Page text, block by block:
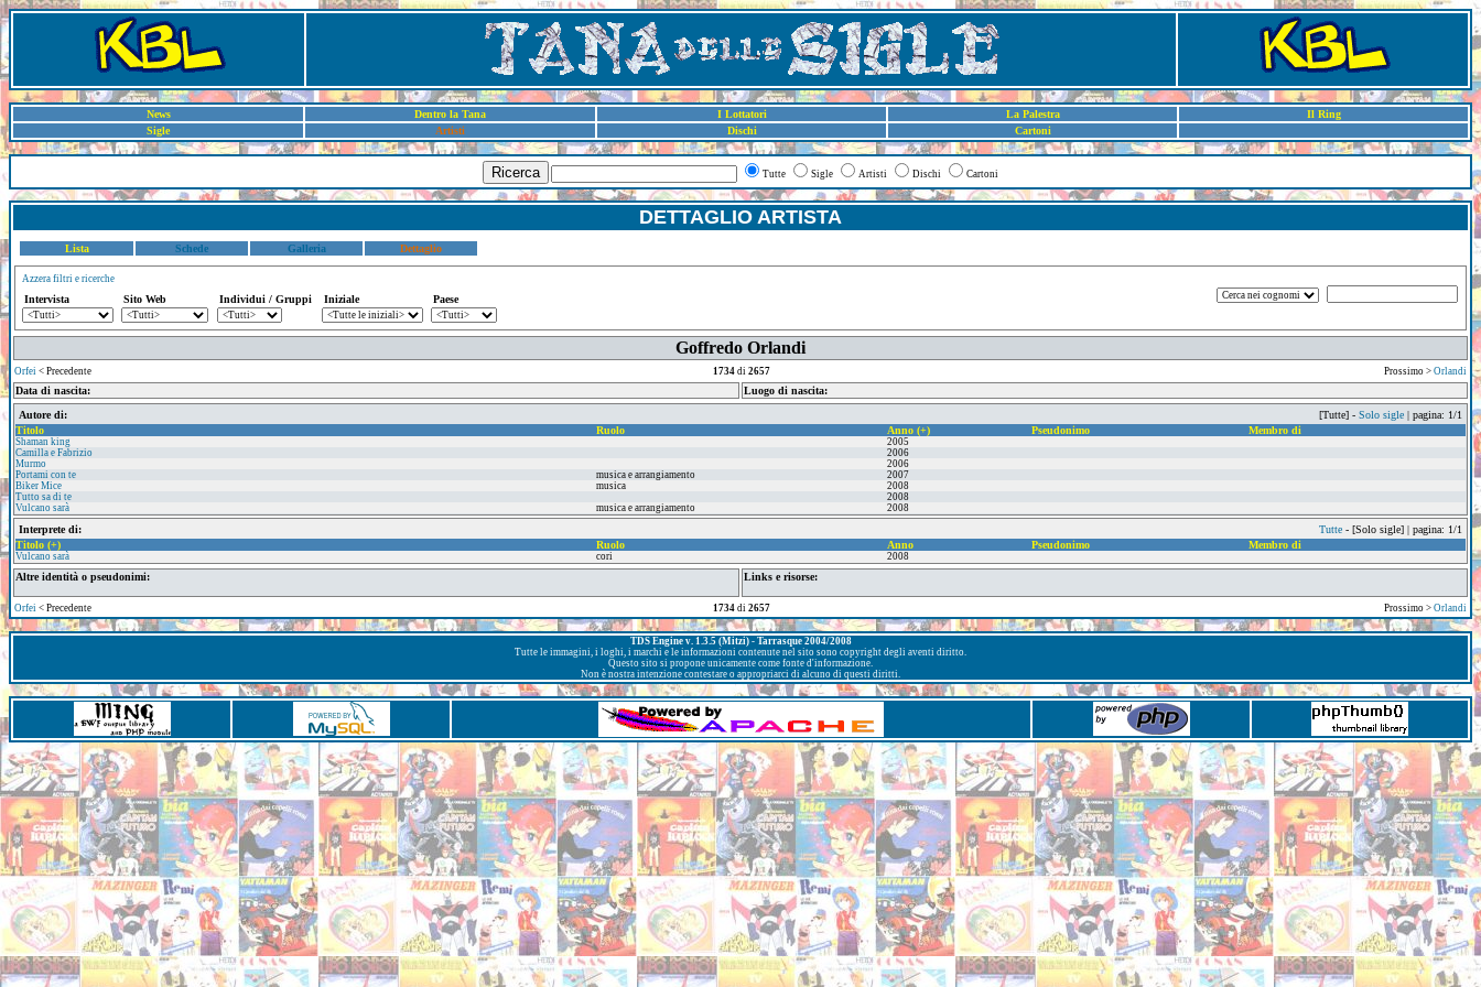
News Dentro la Tana I Lottatori La Palestra
Il Ring
Sigle
Artisti Dischi Cartoni
Ricerca Tutte Sigle Artisti Dischi Cartoni
DETTAGLIO ARTISTA
Lista Schede Galleria Dettaglio
Azzera filtri e ricerche
Intervista Sito Web Individui / Gruppi Iniziale Paese
Goffredo Orlandi
Orfei < Precedente 1734di 2657 Prossimo > Orlandi
Data di nascita:
Luogo di nascita:
Autore di:
[Tutte] - Solo sigle | pagina: 1/1
Titolo
Ruolo Anno (+) Pseudonimo Membro di
Shaman king
2005
Camilla e Fabrizio
2006
Murmo
2006
Portami con te
musica e arrangiamento
2007
Biker Mice
musica
2008
Tutto sa di te
2008
Vulcano sarà
musica e arrangiamento 2008
Interprete di: Tutte - [Solo sigle] | pagina: 1/1
Titolo (+)
Ruolo Anno Pseudonimo Membro di
Vulcano sarà cori 2008
Altre identità o pseudonimi: Links e risorse:
Orfei < Precedente 1734di 2657 Prossimo > Orlandi
TDS Engine v. 1.3.5 (Mitzi) - Tarrasque 2004/2008
Tutte le immagini, i loghi, i marchi e le informazioni contenute nel sito sono copyright degli aventi diritto.
Questo sito si propone unicamente come fonte d'informazione.
Non è nostra intenzione contestare o appropriarci di alcuno di questi diritti.